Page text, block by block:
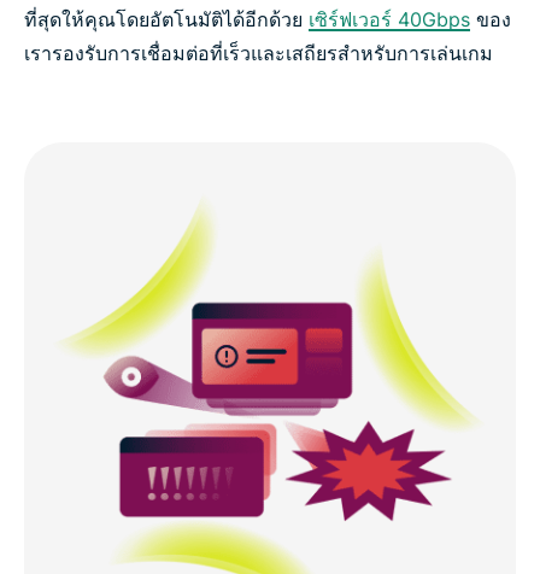
ที่สุดให้คุณโดยอัตโนมัติได้อีกด้วย เซิร์ฟเวอร์ 40Gbps ของ
เรารองรับการเชื่อมต่อที่เร็วและเสถียรสำหรับการเล่นเกม